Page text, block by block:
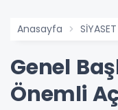
Anasayfa SİYASET
Genel
Önemli